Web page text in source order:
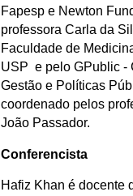
Fapesp e Newton
professora Carla da
Faculdade de
USP e pelo GPublic -
Gestão e Políticas
coordenado pelos
João Passador.
Conferencista
Hafiz Khan é docente